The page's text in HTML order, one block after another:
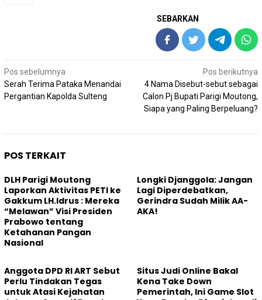
SEBARKAN
Navigasi
pos
Pos sebelumnya
Serah Terima Pataka Menandai
Pergantian Kapolda Sulteng
Pos berikutnya
4 Nama Disebut-sebut sebagai
Calon Pj Bupati Parigi Moutong,
Siapa yang Paling Berpeluang?
POS TERKAIT
DLH Parigi Moutong
Laporkan Aktivitas PETI ke
Gakkum LH.Idrus : Mereka
“Melawan” Visi Presiden
Prabowo tentang
Ketahanan Pangan
Nasional
Longki Djanggola: Jangan
Lagi Diperdebatkan,
Gerindra Sudah Milik AA-
AKA!
Anggota DPD RI ART Sebut
Perlu Tindakan Tegas
untuk Atasi Kejahatan
Situs Judi Online Bakal
Kena Take Down
Pemerintah, Ini Game Slot